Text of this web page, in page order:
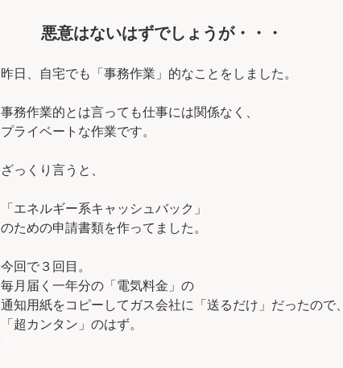
悪意はないはずでしょうが・・・
昨日、自宅でも「事務作業」的なことをしました。
事務作業的とは言っても仕事には関係なく、
プライベートな作業です。
ざっくり言うと、
「エネルギー系キャッシュバック」
のための申請書類を作ってました。
今回で３回目。
毎月届く一年分の「電気料金」の
通知用紙をコピーしてガス会社に「送るだけ」だったので、
「超カンタン」のはず。